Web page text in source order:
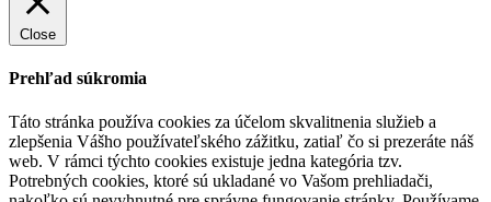
Close
Prehľad súkromia
Táto stránka používa cookies za účelom skvalitnenia služieb a
zlepšenia Vášho používateľského zážitku, zatiaľ čo si prezeráte náš
web. V rámci týchto cookies existuje jedna kategória tzv.
Potrebných cookies, ktoré sú ukladané vo Vašom prehliadači,